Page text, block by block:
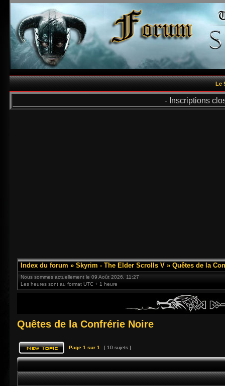
Le
- Inscriptions
Index du forum » Skyrim - The Elder Scrolls V » Quêtes de la
Nous sommes actuellement le 09 Août 2026, 11:27
Les heures sont au format UTC + 1 heure
Quêtes de la Confrérie Noire
Page 1 sur 1 [ 10 sujets ]